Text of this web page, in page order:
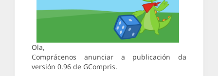
Ola,
Comprácenos anunciar a publicación da
versión 0.96 de GCompris.